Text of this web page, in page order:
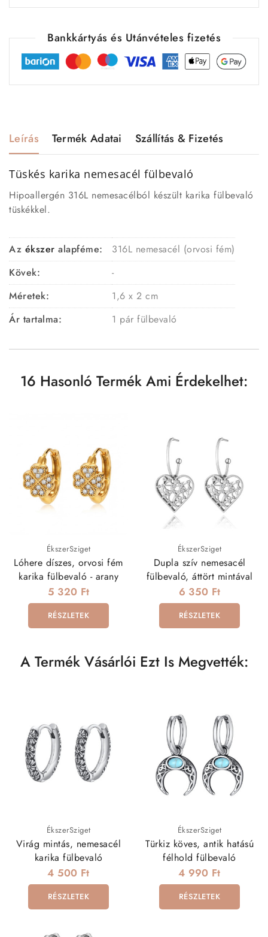
Bankkártyás és Utánvételes fizetés
Leírás Termék Adatai Szállítás & Fizetés
Tüskés karika nemesacél fülbevaló
Hipoallergén 316L nemesacélból készült karika fülbevaló
tüskékkel.
Az ékszer alapféme:
316L nemesacél (orvosi fém)
Kövek:
-
Méretek:
1,6 x 2 cm
Ár tartalma:
1 pár fülbevaló
16 Hasonló Termék Ami Érdekelhet:
ÉkszerSziget
Lóhere díszes, orvosi fém
karika fülbevaló - arany
5 320 Ft
RÉSZLETEK
ÉkszerSziget
Dupla szív nemesacél
fülbevaló, áttört mintával
6 350 Ft
RÉSZLETEK
A Termék Vásárlói Ezt Is Megvették:
ÉkszerSziget
Virág mintás, nemesacél
karika fülbevaló
4 500 Ft
RÉSZLETEK
ÉkszerSziget
Türkiz köves, antik hatású
félhold fülbevaló
4 990 Ft
RÉSZLETEK